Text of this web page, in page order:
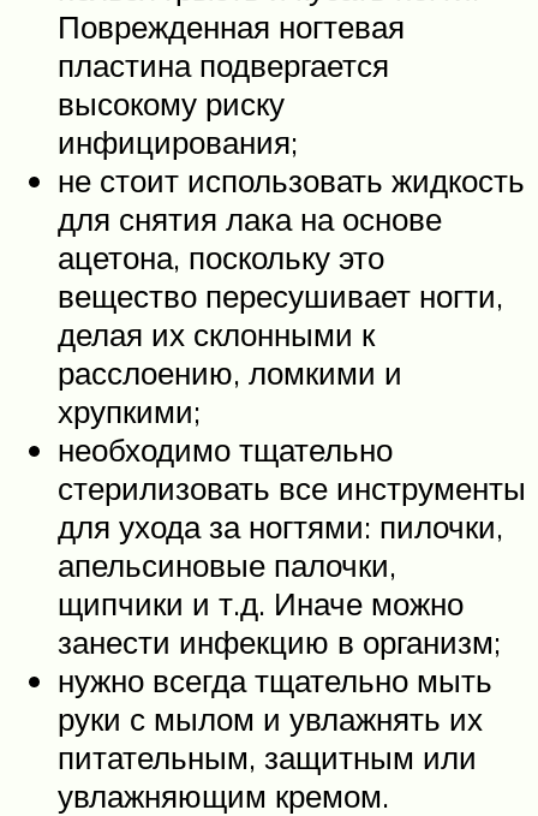
Поврежденная ногтевая
пластина подвергается
высокому риску
инфицирования;
не стоит использовать жидкость
для снятия лака на основе
ацетона, поскольку это
вещество пересушивает ногти,
делая их склонными к
расслоению, ломкими и
хрупкими;
необходимо тщательно
стерилизовать все инструменты
для ухода за ногтями: пилочки,
апельсиновые палочки,
щипчики и т.д. Иначе можно
занести инфекцию в организм;
нужно всегда тщательно мыть
руки с мылом и увлажнять их
питательным, защитным или
увлажняющим кремом.